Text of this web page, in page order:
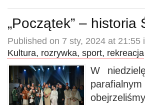
„Początek” – historia
Published on 7 sty, 2024 at 21:55
Kultura, rozrywka, sport, rekreacja
W